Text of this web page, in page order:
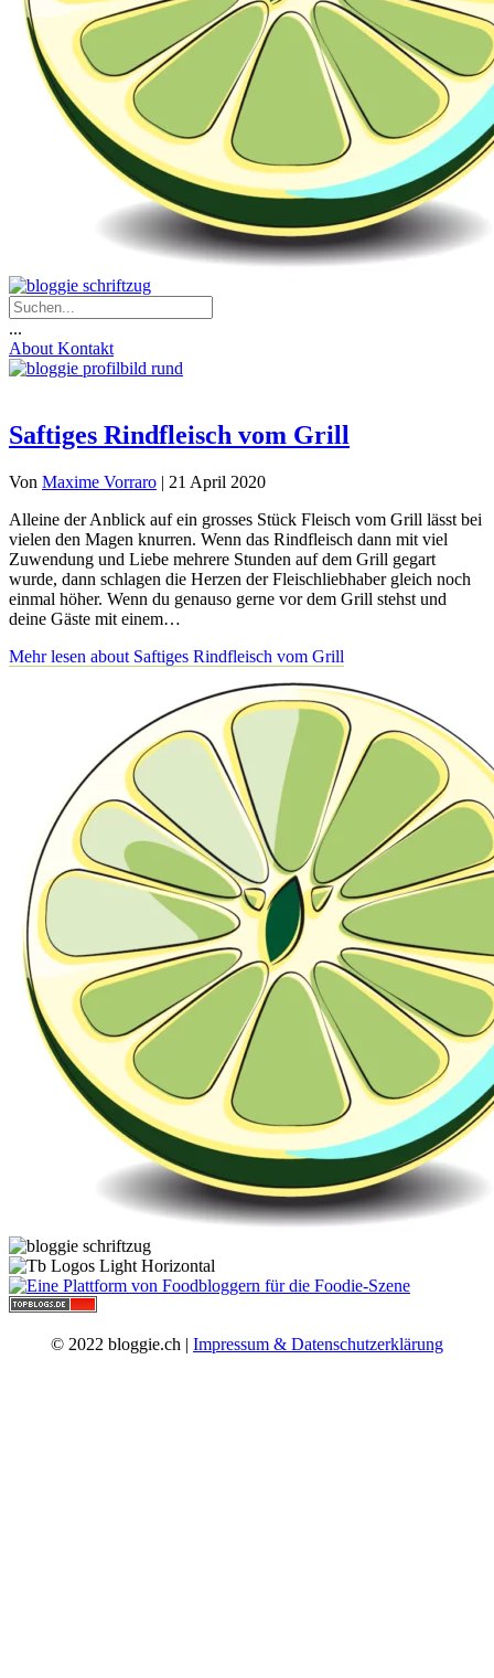
...
About Kontakt
Saftiges Rindfleisch vom Grill
Von Maxime Vorraro | 21 April 2020
Alleine der Anblick auf ein grosses Stück Fleisch vom Grill lässt bei
vielen den Magen knurren. Wenn das Rindfleisch dann mit viel
Zuwendung und Liebe mehrere Stunden auf dem Grill gegart
wurde, dann schlagen die Herzen der Fleischliebhaber gleich noch
einmal höher. Wenn du genauso gerne vor dem Grill stehst und
deine Gäste mit einem…
Mehr lesen about Saftiges Rindfleisch vom Grill
© 2022 bloggie.ch | Impressum & Datenschutzerklärung